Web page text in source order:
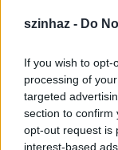
szinhaz - Do
If you wish to
processing of
targeted
section to confirm
opt-out request is
interest-based
áhítozik Kláris
újabb szép, lírai